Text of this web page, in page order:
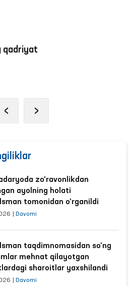
qadriyat
‹ ›
zo‘ravonlikdan
ayolning holati
tomonidan o‘rganildi
Davomi
taqdimnomasidan so‘ng
mehnat qilayotgan
sharoitlar yaxshilandi
Davomi